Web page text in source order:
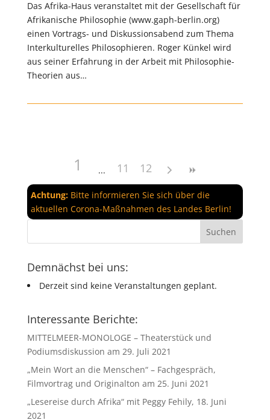
Das Afrika-Haus veranstaltet mit der Gesellschaft für
Afrikanische Philosophie (www.gaph-berlin.org)
einen Vortrags- und Diskussionsabend zum Thema
Interkulturelles Philosophieren. Roger Künkel wird
aus seiner Erfahrung in der Arbeit mit Philosophie-
Theorien aus…
1 11 12
Achtung:Bitte informieren Sie sich über die
aktuellen Corona-Maßnahmen des Landes Berlin!
Demnächst bei uns:
Derzeit sind keine Veranstaltungen geplant.
Interessante Berichte:
MITTELMEER-MONOLOGE – Theaterstück und
Podiumsdiskussion am 29. Juli 2021
„Mein Wort an die Menschen“ – Fachgespräch,
Filmvortrag und Originalton am 25. Juni 2021
„Lesereise durch Afrika“ mit Peggy Fehily, 18. Juni
2021